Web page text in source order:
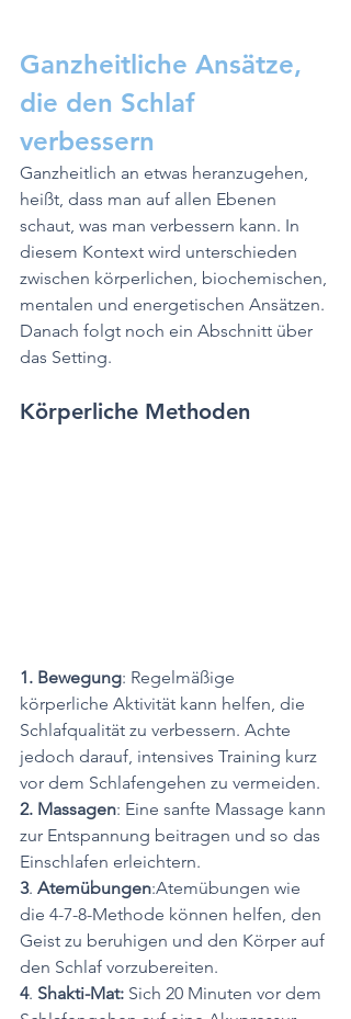
Ganzheitliche Ansätze,
die den Schlaf
verbessern
Ganzheitlich an etwas heranzugehen,
heißt, dass man auf allen Ebenen
schaut, was man verbessern kann. In
diesem Kontext wird unterschieden
zwischen körperlichen, biochemischen,
mentalen und energetischen Ansätzen.
Danach folgt noch ein Abschnitt über
das Setting.
Körperliche Methoden
1. Bewegung: Regelmäßige
körperliche Aktivität kann helfen, die
Schlafqualität zu verbessern. Achte
jedoch darauf, intensives Training kurz
vor dem Schlafengehen zu vermeiden.
2. Massagen: Eine sanfte Massage kann
zur Entspannung beitragen und so das
Einschlafen erleichtern.
3. Atemübungen:Atemübungen wie
die 4-7-8-Methode können helfen, den
Geist zu beruhigen und den Körper auf
den Schlaf vorzubereiten.
4. Shakti-Mat: Sich 20 Minuten vor dem